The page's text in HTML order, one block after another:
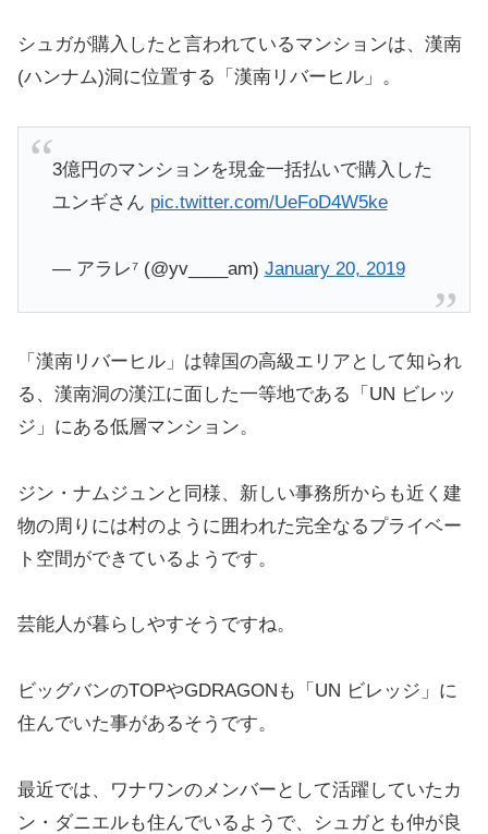
シュガが購入したと言われているマンションは、漢南
(ハンナム)洞に位置する「漢南リバーヒル」。
3億円のマンションを現金一括払いで購入した
ユンギさん pic.twitter.com/UeFoD4W5ke
— アラレ⁷ (@yv____am) January 20, 2019
「漢南リバーヒル」は韓国の高級エリアとして知られ
る、漢南洞の漢江に面した一等地である「UN ビレッ
ジ」にある低層マンション。
ジン・ナムジュンと同様、新しい事務所からも近く建
物の周りには村のように囲われた完全なるプライベー
ト空間ができているようです。
芸能人が暮らしやすそうですね。
ビッグバンのTOPやGDRAGONも「UN ビレッジ」に
住んでいた事があるそうです。
最近では、ワナワンのメンバーとして活躍していたカ
ン・ダニエルも住んでいるようで、シュガとも仲が良